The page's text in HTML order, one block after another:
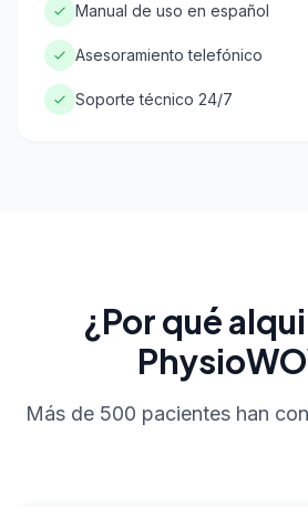
Manual de uso en español
Asesoramiento telefónico
Soporte técnico 24/7
¿Por qué
Más de 500 pacientes han